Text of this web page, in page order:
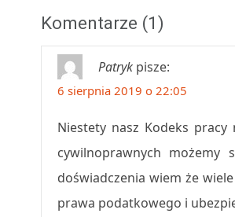
Komentarze (1)
Patryk pisze:
6 sierpnia 2019 o 22:05
Niestety nasz Kodeks
cywilnoprawnych możemy
doświadczenia wiem że
prawa podatkowego i